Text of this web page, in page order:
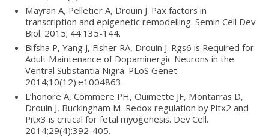
Mayran A, Pelletier A, Drouin J. Pax factors in
transcription and epigenetic remodelling. Semin Cell Dev
Biol. 2015; 44:135-144.
Bifsha P, Yang J, Fisher RA, Drouin J. Rgs6 is Required for
Adult Maintenance of Dopaminergic Neurons in the
Ventral Substantia Nigra. PLoS Genet.
2014;10(12):e1004863.
L’honore A, Commere PH, Ouimette JF, Montarras D,
Drouin J, Buckingham M. Redox regulation by Pitx2 and
Pitx3 is critical for fetal myogenesis. Dev Cell.
2014;29(4):392-405.